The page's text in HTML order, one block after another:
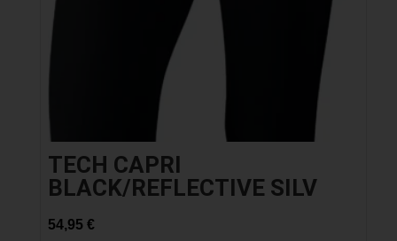
TECH CAPRI
BLACK/REFLECTIVE SILV
54,95 €